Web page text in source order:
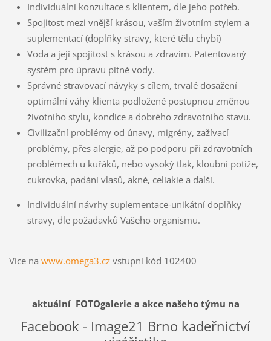
Individuální konzultace s klientem, dle jeho potřeb.
Spojitost mezi vnější krásou, vaším životním stylem a
suplementací (doplňky stravy, které tělu chybí)
Voda a její spojitost s krásou a zdravím. Patentovaný
systém pro úpravu pitné vody.
Správné stravovací návyky s cílem, trvalé dosažení
optimální váhy klienta podložené postupnou změnou
životního stylu, kondice a dobrého zdravotního stavu.
Civilizační problémy od únavy, migrény, zažívací
problémy, přes alergie, až po podporu při zdravotních
problémech u kuřáků, nebo vysoký tlak, kloubní potíže,
cukrovka, padání vlasů, akné, celiakie a další.
Individuální návrhy suplementace-unikátní doplňky
stravy, dle požadavků Vašeho organismu.
Více na www.omega3.czvstupní kód 102400
aktuální FOTOgalerie a akce našeho týmu na
Facebook - Image21 Brno kadeřnictví